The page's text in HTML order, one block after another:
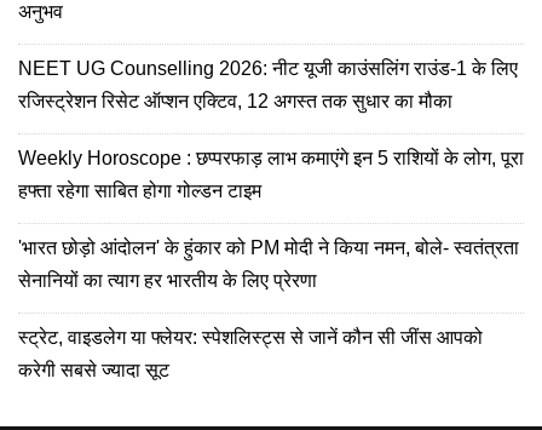
अनुभव
NEET UG Counselling 2026: नीट यूजी काउंसलिंग राउंड-1 के लिए
रजिस्ट्रेशन रिसेट ऑप्शन एक्टिव, 12 अगस्त तक सुधार का मौका
Weekly Horoscope : छप्परफाड़ लाभ कमाएंगे इन 5 राशियों के लोग, पूरा
हफ्ता रहेगा साबित होगा गोल्डन टाइम
'भारत छोड़ो आंदोलन' के हुंकार को PM मोदी ने किया नमन, बोले- स्वतंत्रता
सेनानियों का त्याग हर भारतीय के लिए प्रेरणा
स्ट्रेट, वाइडलेग या फ्लेयर: स्पेशलिस्ट्स से जानें कौन सी जींस आपको
करेगी सबसे ज्यादा सूट